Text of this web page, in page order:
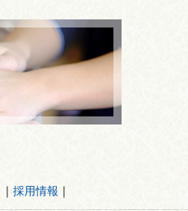
｜ 採用情報 ｜